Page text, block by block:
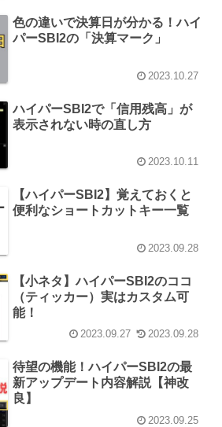
色の違いで決算日が分かる！ハイ
パーSBI2の「決算マーク」
2023.10.27
ハイパーSBI2で「信用残高」が
表示されない時の直し方
2023.10.11
【ハイパーSBI2】覚えておくと
便利なショートカットキー一覧
2023.09.28
【小ネタ】ハイパーSBI2のココ
（ティッカー）実はカスタム可
能！
2023.09.27 2023.09.28
待望の機能！ハイパーSBI2の最
新アップデート内容解説【神改
良】
2023.09.25